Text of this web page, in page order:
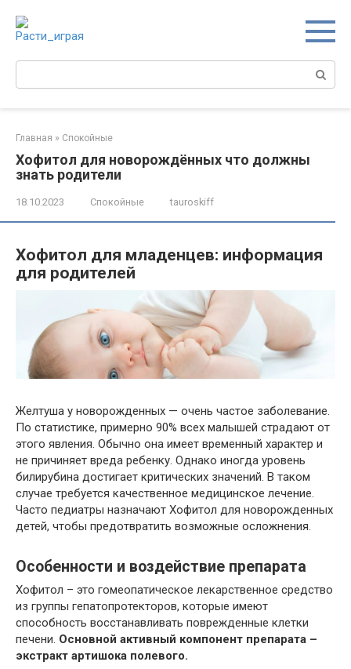
контенту
Поиск:
Главная » Спокойные
Хофитол для новорождённых что должны
знать родители
18.10.2023 Спокойные tauroskiff
Хофитол для младенцев: информация
для родителей
Желтуша у новорожденных — очень частое заболевание.
По статистике, примерно 90% всех малышей страдают от
этого явления. Обычно она имеет временный характер и
не причиняет вреда ребенку. Однако иногда уровень
билирубина достигает критических значений. В таком
случае требуется качественное медицинское лечение.
Часто педиатры назначают Хофитол для новорожденных
детей, чтобы предотвратить возможные осложнения.
Особенности и воздействие препарата
Хофитол – это гомеопатическое лекарственное средство
из группы гепатопротекторов, которые имеют
способность восстанавливать поврежденные клетки
печени. Основной активный компонент препарата –
экстракт артишока полевого.